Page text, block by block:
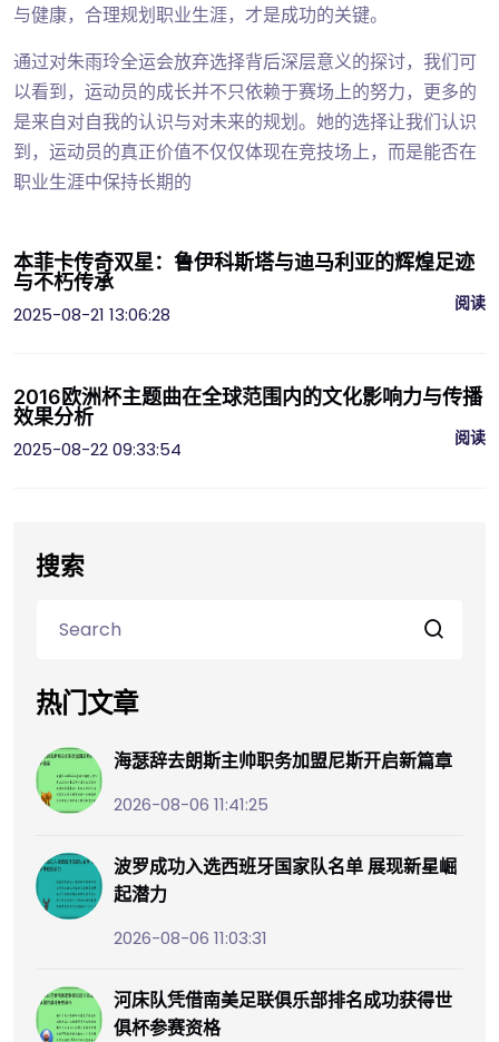
与健康，合理规划职业生涯，才是成功的关键。
通过对朱雨玲全运会放弃选择背后深层意义的探讨，我们可
以看到，运动员的成长并不只依赖于赛场上的努力，更多的
是来自对自我的认识与对未来的规划。她的选择让我们认识
到，运动员的真正价值不仅仅体现在竞技场上，而是能否在
职业生涯中保持长期的
本菲卡传奇双星：鲁伊科斯塔与迪马利亚的辉煌足迹
与不朽传承
2025-08-21 13:06:28
阅读
2016欧洲杯主题曲在全球范围内的文化影响力与传播
效果分析
2025-08-22 09:33:54
阅读
搜索
热门文章
海瑟辞去朗斯主帅职务加盟尼斯开启新篇章
2026-08-06 11:41:25
波罗成功入选西班牙国家队名单 展现新星崛
起潜力
2026-08-06 11:03:31
河床队凭借南美足联俱乐部排名成功获得世
俱杯参赛资格